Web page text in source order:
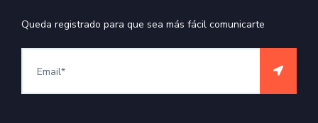
Queda registrado para que sea más fácil comunicarte